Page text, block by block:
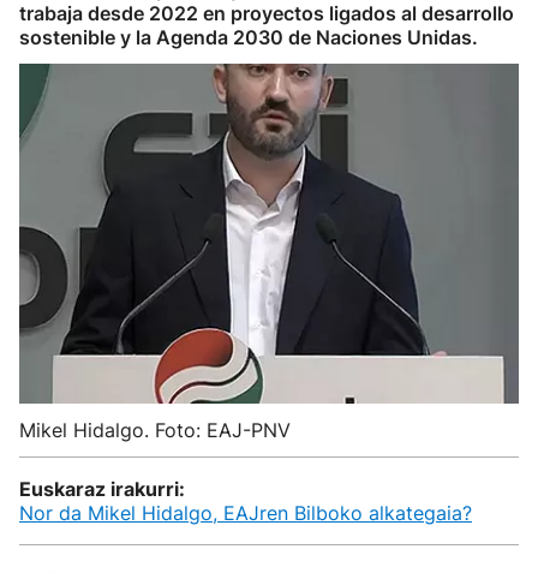
trabaja desde 2022 en proyectos ligados al desarrollo
sostenible y la Agenda 2030 de Naciones Unidas.
Mikel Hidalgo. Foto: EAJ-PNV
Euskaraz irakurri:
Nor da Mikel Hidalgo, EAJren Bilboko alkategaia?